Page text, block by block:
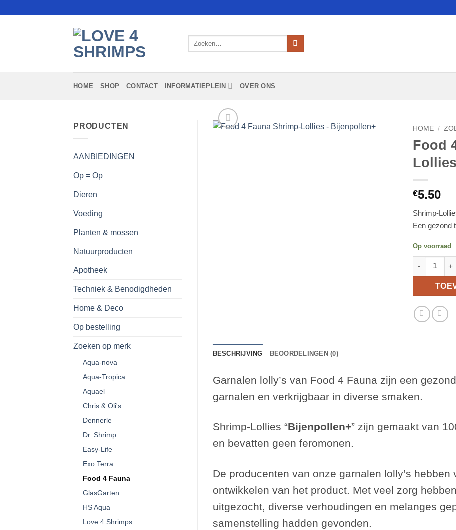
Zoeken
HOME SHOP CONTACT INFORMATIEPLEIN OVER ONS
PRODUCTEN
AANBIEDINGEN
Op = Op
Dieren
Voeding
Planten & mossen
Natuurproducten
Apotheek
Techniek & Benodigdheden
Home & Deco
Op bestelling
Zoeken op merk
Aqua-nova
Aqua-Tropica
Aquael
Chris & Oli's
Dennerle
Dr. Shrimp
Easy-Life
Exo Terra
Food 4 Fauna
GlasGarten
HS Aqua
Love 4 Shrimps
HOME /
Food
€5.50
Shrimp-
Een gezond
Op voorraad
Food 4
BESCHRIJVING BEOORDELINGEN (0)
Garnalen lolly’s van Food 4 Fauna zijn een
garnalen en verkrijgbaar in diverse smaken.
Shrimp-Lollies “Bijenpollen+” zijn gemaakt van
en bevatten geen feromonen.
De producenten van onze garnalen lolly’s
ontwikkelen van het product. Met veel zorg
uitgezocht, diverse verhoudingen en melanges
samenstelling hadden gevonden.